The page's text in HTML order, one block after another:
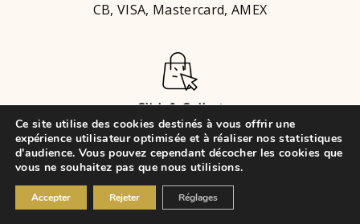
CB, VISA, Mastercard, AMEX
Click & Collect
BrignaisouChaponost
© 2021 • VK Évènements Cake
Ce site utilise des cookies destinés à vous offrir une
expérience utilisateur optimisée et à réaliser nos statistiques
d'audience. Vous pouvez cependant décocher les cookies que
vous ne souhaitez pas que nous utilisions.
Accepter Rejeter Réglages